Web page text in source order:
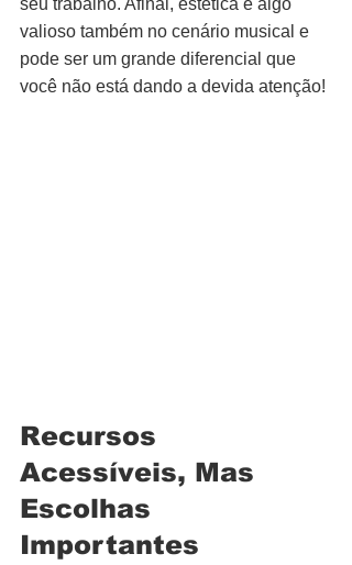
seu trabalho. Afinal, estética é algo
valioso também no cenário musical e
pode ser um grande diferencial que
você não está dando a devida atenção!
Recursos
Acessíveis, Mas
Escolhas
Importantes